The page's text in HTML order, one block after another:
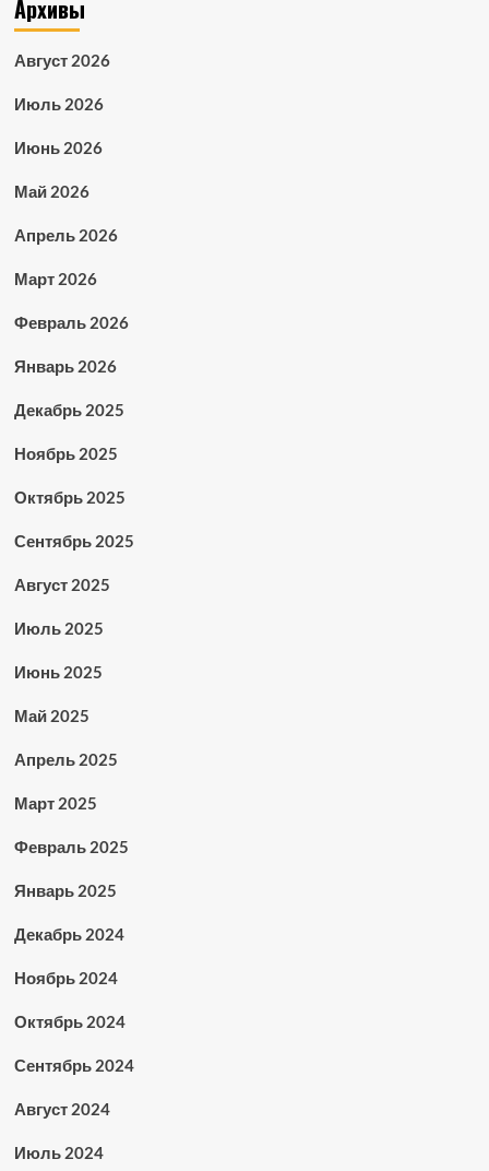
Архивы
Август 2026
Июль 2026
Июнь 2026
Май 2026
Апрель 2026
Март 2026
Февраль 2026
Январь 2026
Декабрь 2025
Ноябрь 2025
Октябрь 2025
Сентябрь 2025
Август 2025
Июль 2025
Июнь 2025
Май 2025
Апрель 2025
Март 2025
Февраль 2025
Январь 2025
Декабрь 2024
Ноябрь 2024
Октябрь 2024
Сентябрь 2024
Август 2024
Июль 2024